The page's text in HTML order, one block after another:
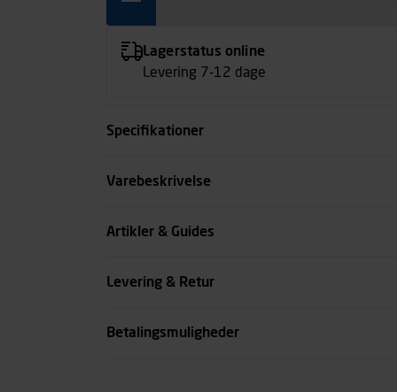
Lagerstatus online
Levering 7-12 dage
Specifikationer
Størrelse
Varebeskrivelse
Artikler & Guides
Levering & Retur
Betalingsmuligheder